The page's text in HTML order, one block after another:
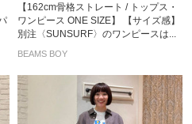
【162cm骨格ストレート / トップス・
ワンピース ONE SIZE】 【サイズ感】
別注〈SUNSURF〉のワンピースは...
BEAMS BOY